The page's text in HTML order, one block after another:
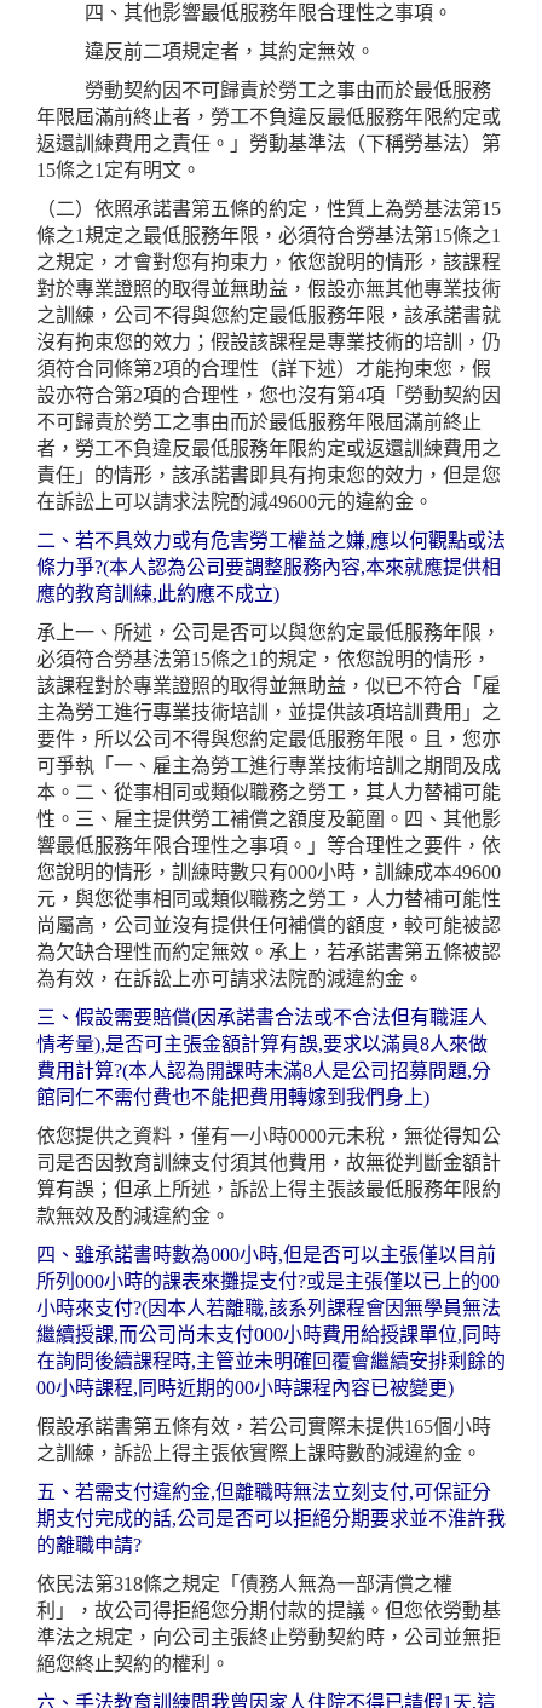
四、其他影響最低服務年限合理性之事項。
違反前二項規定者，其約定無效。
勞動契約因不可歸責於勞工之事由而於最低服務
年限屆滿前終止者，勞工不負違反最低服務年限約定或
返還訓練費用之責任。」勞動基準法（下稱勞基法）第
15條之1定有明文。
（二）依照承諾書第五條的約定，性質上為勞基法第15
條之1規定之最低服務年限，必須符合勞基法第15條之1
之規定，才會對您有拘束力，依您說明的情形，該課程
對於專業證照的取得並無助益，假設亦無其他專業技術
之訓練，公司不得與您約定最低服務年限，該承諾書就
沒有拘束您的效力；假設該課程是專業技術的培訓，仍
須符合同條第2項的合理性（詳下述）才能拘束您，假
設亦符合第2項的合理性，您也沒有第4項「勞動契約因
不可歸責於勞工之事由而於最低服務年限屆滿前終止
者，勞工不負違反最低服務年限約定或返還訓練費用之
責任」的情形，該承諾書即具有拘束您的效力，但是您
在訴訟上可以請求法院酌減49600元的違約金。
二、若不具效力或有危害勞工權益之嫌,應以何觀點或法
條力爭?(本人認為公司要調整服務內容,本來就應提供相
應的教育訓練,此約應不成立)
承上一、所述，公司是否可以與您約定最低服務年限，
必須符合勞基法第15條之1的規定，依您說明的情形，
該課程對於專業證照的取得並無助益，似已不符合「雇
主為勞工進行專業技術培訓，並提供該項培訓費用」之
要件，所以公司不得與您約定最低服務年限。且，您亦
可爭執「一、雇主為勞工進行專業技術培訓之期間及成
本。二、從事相同或類似職務之勞工，其人力替補可能
性。三、雇主提供勞工補償之額度及範圍。四、其他影
響最低服務年限合理性之事項。」等合理性之要件，依
您說明的情形，訓練時數只有000小時，訓練成本49600
元，與您從事相同或類似職務之勞工，人力替補可能性
尚屬高，公司並沒有提供任何補償的額度，較可能被認
為欠缺合理性而約定無效。承上，若承諾書第五條被認
為有效，在訴訟上亦可請求法院酌減違約金。
三、假設需要賠償(因承諾書合法或不合法但有職涯人
情考量),是否可主張金額計算有誤,要求以滿員8人來做
費用計算?(本人認為開課時未滿8人是公司招募問題,分
館同仁不需付費也不能把費用轉嫁到我們身上)
依您提供之資料，僅有一小時0000元未稅，無從得知公
司是否因教育訓練支付須其他費用，故無從判斷金額計
算有誤；但承上所述，訴訟上得主張該最低服務年限約
款無效及酌減違約金。
四、雖承諾書時數為000小時,但是否可以主張僅以目前
所列000小時的課表來攤提支付?或是主張僅以已上的00
小時來支付?(因本人若離職,該系列課程會因無學員無法
繼續授課,而公司尚未支付000小時費用給授課單位,同時
在詢問後續課程時,主管並未明確回覆會繼續安排剩餘的
00小時課程,同時近期的00小時課程內容已被變更)
假設承諾書第五條有效，若公司實際未提供165個小時
之訓練，訴訟上得主張依實際上課時數酌減違約金。
五、若需支付違約金,但離職時無法立刻支付,可保証分
期支付完成的話,公司是否可以拒絕分期要求並不淮許我
的離職申請?
依民法第318條之規定「債務人無為一部清償之權
利」，故公司得拒絕您分期付款的提議。但您依勞動基
準法之規定，向公司主張終止勞動契約時，公司並無拒
絕您終止契約的權利。
六、手法教育訓練間我曾因家人住院不得已請假1天,這